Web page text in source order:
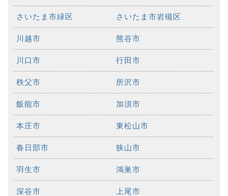
さいたま市緑区 さいたま市岩槻区
川越市 熊谷市
川口市 行田市
秩父市 所沢市
飯能市 加須市
本庄市 東松山市
春日部市 狭山市
羽生市 鴻巣市
深谷市 上尾市